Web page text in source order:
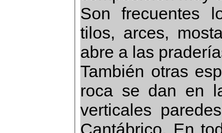
Son frecuentes
tilos, arces,
abre a las
También otras
roca se dan en
verticales
Cantábrico. En